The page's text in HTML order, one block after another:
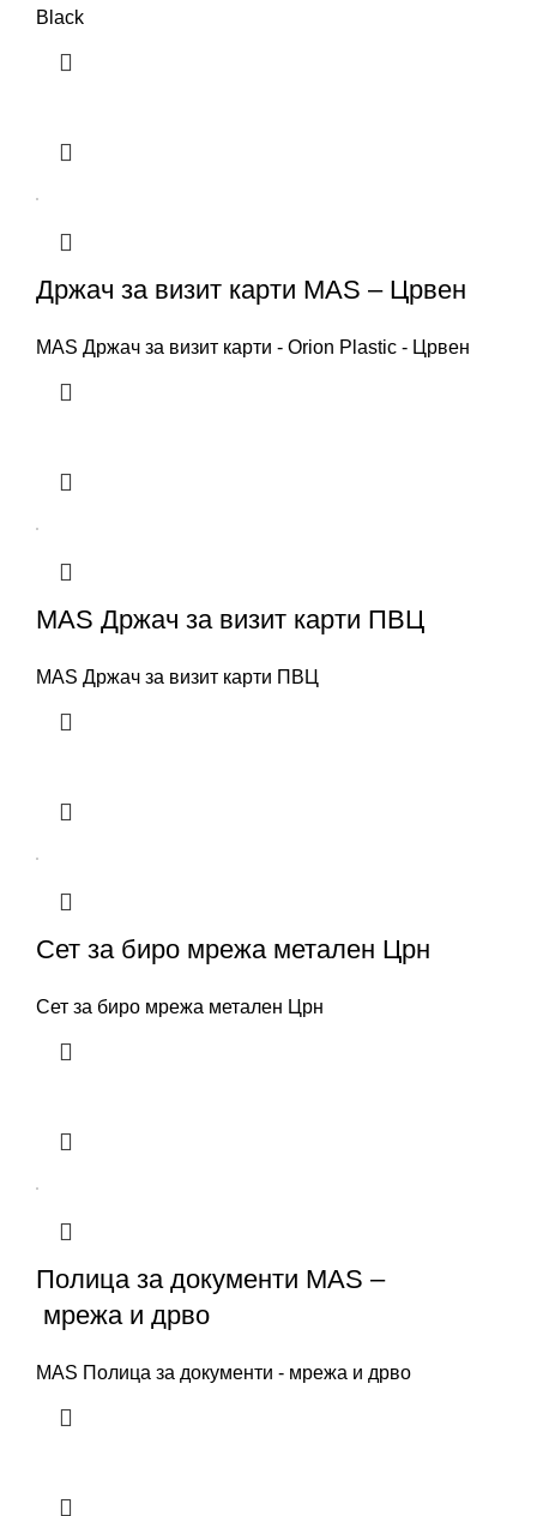
Black
Држач за визит карти MAS – Црвен
MAS Држач за визит карти - Orion Plastic - Црвен
MAS Држач за визит карти ПВЦ
MAS Држач за визит карти ПВЦ
Сет за биро мрежа метален Црн
Сет за биро мрежа метален Црн
Полица за документи MAS –
мрежа и дрво
MAS Полица за документи - мрежа и дрво